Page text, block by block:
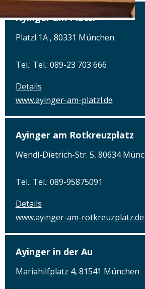
Ayinger am Platzl
Platzl 1A , 80331 München
Tel.: Tel.: 089-23 703 666
Details
www.ayinger-am-platzl.de
Ayinger am Rotkreuzplatz
Wendl-Dietrich-Str. 5, 80634
Tel.: Tel.: 089-95875091
Details
www.ayinger-am-rotkreuzplatz.de
Ayinger in der Au
Mariahilfplatz 4, 81541 München